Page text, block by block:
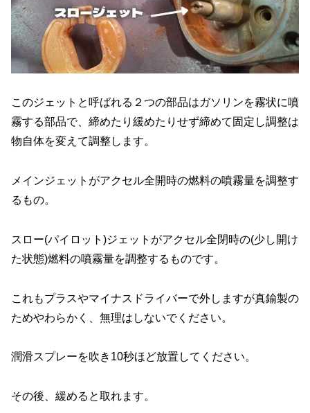
このジェットと呼ばれる２つの部品はガソリンを霧状に噴
霧する部品で、締めたり緩めたりせず締めて固定し調整は
物自体を変えて調整します。
メインジェットがアクセル全開時の燃料の噴霧量を調整す
るもの。
スロー(パイロット)ジェットがアクセル全閉時の(少し開け
た状態)燃料の噴霧量を調整するものです。
これもプラスやマイナスドライバーで外しますが真鍮製の
ためやわらかく、無理はしないでください。
潤滑スプレーを吹き10秒ほど放置してください。
その後、緩めると取れます。